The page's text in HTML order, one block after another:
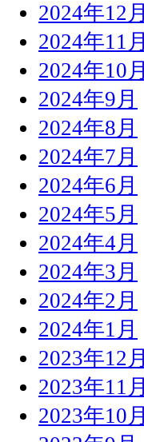
2024年12月
2024年11月
2024年10月
2024年9月
2024年8月
2024年7月
2024年6月
2024年5月
2024年4月
2024年3月
2024年2月
2024年1月
2023年12月
2023年11月
2023年10月